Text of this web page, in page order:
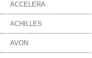
ACCELERA
ACHILLES
AVON